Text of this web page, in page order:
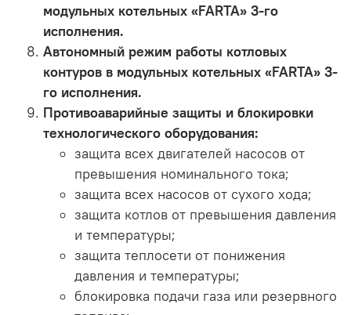
модульных котельных «FARTA» 3-го
исполнения.
Автономный режим работы котловых
контуров в модульных котельных «FARTA» 3-
го исполнения.
Противоаварийные защиты и блокировки
технологического оборудования:
защита всех двигателей насосов от
превышения номинального тока;
защита всех насосов от сухого хода;
защита котлов от превышения давления
и температуры;
защита теплосети от понижения
давления и температуры;
блокировка подачи газа или резервного